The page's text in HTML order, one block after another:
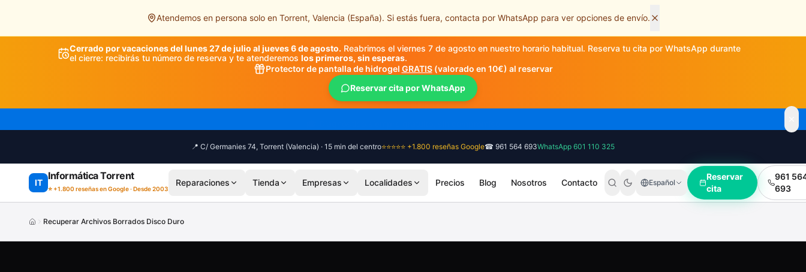
Atendemos en persona solo en Torrent, Valencia (España). Si estás fuera, contacta por WhatsApp para ver opciones de envío.
Cerrado por vacaciones del lunes 27 de julio al jueves 6 de agosto. Reabrimos el viernes 7 de agosto en nuestro horario habitual. Reserva tu cita por WhatsApp durante
el cierre: recibirás tu número de reserva y te atenderemos los primeros, sin esperas.
Protector de pantalla de hidrogel GRATIS(valorado en 10€) al reservar
Reservar cita por WhatsApp
📍 C/ Germanies 74, Torrent (Valencia) · 15 min del centro⭐⭐⭐⭐⭐ +1.800 reseñas Google☎ 961 564 693WhatsApp 601 110 325
IT
Informática Torrent
⭐ +1.800 reseñas en Google · Desde 2003
Reparaciones Tienda Empresas Localidades Precios Blog Nosotros Contacto Español
Reservar
cita
961
693
Recuperar Archivos Borrados Disco Duro